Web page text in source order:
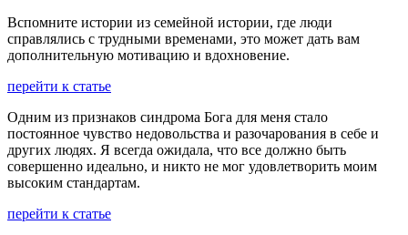
Вспомните истории из семейной истории, где люди
справлялись с трудными временами, это может дать вам
дополнительную мотивацию и вдохновение.
перейти к статье
Одним из признаков синдрома Бога для меня стало
постоянное чувство недовольства и разочарования в себе и
других людях. Я всегда ожидала, что все должно быть
совершенно идеально, и никто не мог удовлетворить моим
высоким стандартам.
перейти к статье